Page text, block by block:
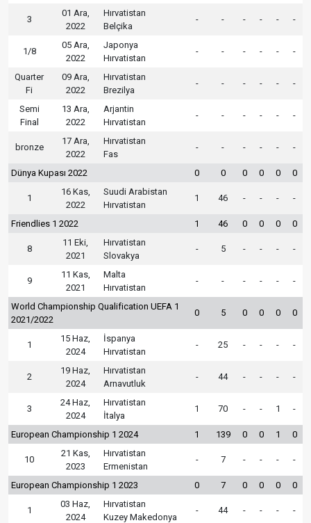
3
01 Ara,
2022
Hırvatistan
Belçika
- - - - - -
1/8
05 Ara,
2022
Japonya
Hırvatistan
- - - - - -
Quarter
Fi
09 Ara,
2022
Hırvatistan
Brezilya
- - - - - -
Semi
Final
13 Ara,
2022
Arjantin
Hırvatistan
- - - - - -
bronze
17 Ara,
2022
Hırvatistan
Fas
- - - - - -
Dünya Kupası 2022 0 0 0 0 0 0
1
16 Kas,
2022
Suudi Arabistan
Hırvatistan
1 46 - - - -
Friendlies 1 2022 1 46 0 0 0 0
8
11 Eki,
2021
Hırvatistan
Slovakya
- 5 - - - -
9
11 Kas,
2021
Malta
Hırvatistan
- - - - - -
World Championship Qualification UEFA 1
2021/2022
0 5 0 0 0 0
1
15 Haz,
2024
İspanya
Hırvatistan
- 25 - - - -
2
19 Haz,
2024
Hırvatistan
Arnavutluk
- 44 - - - -
3
24 Haz,
2024
Hırvatistan
İtalya
1 70 - - 1 -
European Championship 1 2024 1 139 0 0 1 0
10
21 Kas,
2023
Hırvatistan
Ermenistan
- 7 - - - -
European Championship 1 2023 0 7 0 0 0 0
1
03 Haz,
2024
Hırvatistan
Kuzey Makedonya
- 44 - - - -